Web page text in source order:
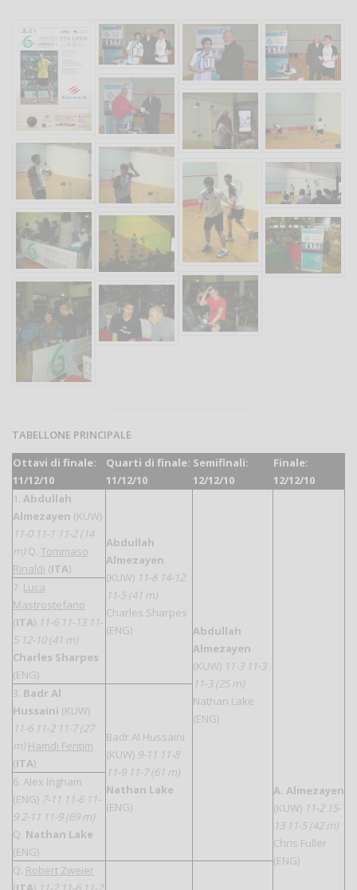
TABELLONE PRINCIPALE
Ottavi di finale:
11/12/10
Quarti di finale:
11/12/10
Semifinali:
12/12/10
Finale:
12/12/10
1. Abdullah
Almezayen (KUW)
11-0 11-1 11-2 (14
m) Q. Tommaso
Rinaldi (ITA)
Abdullah
Almezayen
(KUW) 11-8 14-12
11-5 (41 m)
Charles Sharpes
(ENG)
Abdullah
Almezayen
(KUW) 11-3 11-3
11-3 (25 m)
Nathan Lake
(ENG)
A. Almezayen
(KUW) 11-2 15-
13 11-5 (42 m)
Chris Fuller
(ENG)
7. Luca
Mastrostefano
(ITA) 11-6 11-13 11-
5 12-10 (41 m)
Charles Sharpes
(ENG)
3. Badr Al
Hussaini (KUW)
11-6 11-2 11-7 (27
m) Hamdi Feritim
(ITA)
Badr Al Hussaini
(KUW) 9-11 11-8
11-9 11-7 (61 m)
Nathan Lake
(ENG)
6. Alex Ingham
(ENG) 7-11 11-6 11-
9 2-11 11-9 (69 m)
Q. Nathan Lake
(ENG)
Q. Robert Zweier